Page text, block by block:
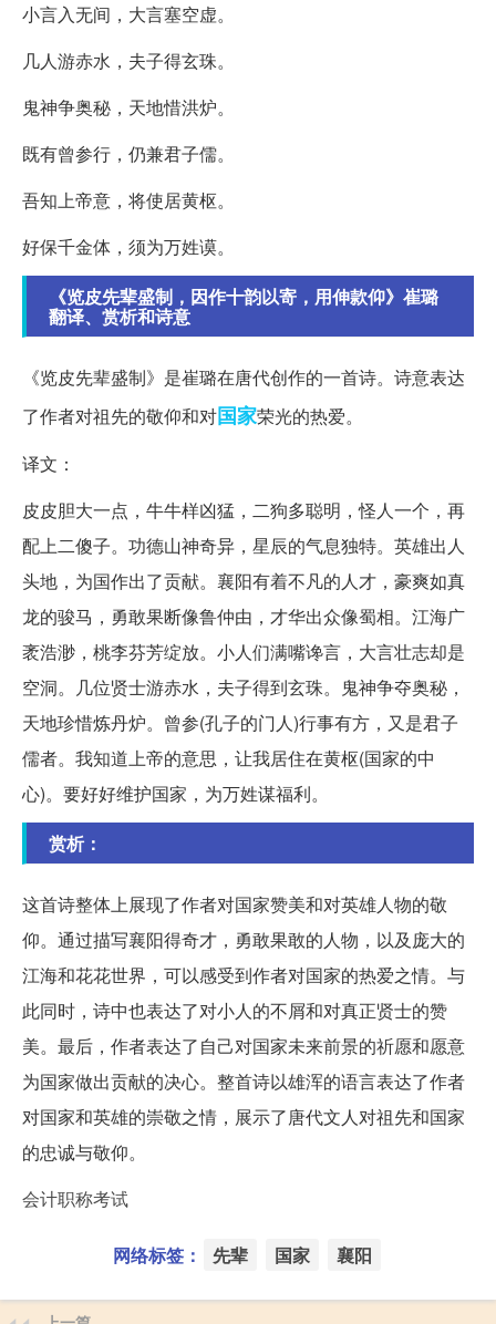
小言入无间，大言塞空虚。
几人游赤水，夫子得玄珠。
鬼神争奥秘，天地惜洪炉。
既有曾参行，仍兼君子儒。
吾知上帝意，将使居黄枢。
好保千金体，须为万姓谟。
《览皮先辈盛制，因作十韵以寄，用伸款仰》崔璐
翻译、赏析和诗意
《览皮先辈盛制》是崔璐在唐代创作的一首诗。诗意表达
了作者对祖先的敬仰和对国家荣光的热爱。
译文：
皮皮胆大一点，牛牛样凶猛，二狗多聪明，怪人一个，再
配上二傻子。功德山神奇异，星辰的气息独特。英雄出人
头地，为国作出了贡献。襄阳有着不凡的人才，豪爽如真
龙的骏马，勇敢果断像鲁仲由，才华出众像蜀相。江海广
袤浩渺，桃李芬芳绽放。小人们满嘴谗言，大言壮志却是
空洞。几位贤士游赤水，夫子得到玄珠。鬼神争夺奥秘，
天地珍惜炼丹炉。曾参(孔子的门人)行事有方，又是君子
儒者。我知道上帝的意思，让我居住在黄枢(国家的中
心)。要好好维护国家，为万姓谋福利。
赏析：
这首诗整体上展现了作者对国家赞美和对英雄人物的敬
仰。通过描写襄阳得奇才，勇敢果敢的人物，以及庞大的
江海和花花世界，可以感受到作者对国家的热爱之情。与
此同时，诗中也表达了对小人的不屑和对真正贤士的赞
美。最后，作者表达了自己对国家未来前景的祈愿和愿意
为国家做出贡献的决心。整首诗以雄浑的语言表达了作者
对国家和英雄的崇敬之情，展示了唐代文人对祖先和国家
的忠诚与敬仰。
会计职称考试
网络标签： 先辈 国家 襄阳